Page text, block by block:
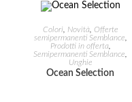
IN OFFERTA!
AGGIUNGI AL CARRELLO
Colori Novità, Offerte
semipermanenti Semblance
Prodotti in offerta,
Semipermanenti Semblance
Unghie
Ocean Selection